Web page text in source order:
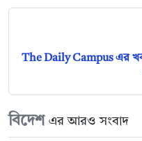
The Daily Campus এর
বিদেশ এর আরও সংবাদ